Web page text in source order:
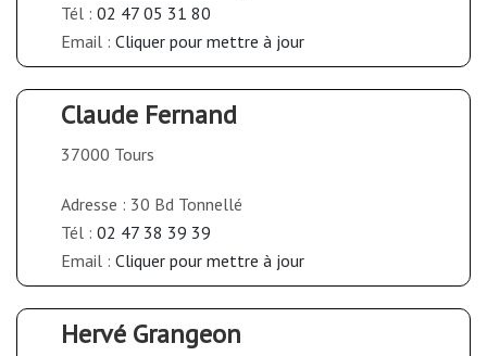
Tél : 02 47 05 31 80
Email : Cliquer pour mettre à jour
Claude Fernand
37000 Tours
Adresse : 30 Bd Tonnellé
Tél : 02 47 38 39 39
Email : Cliquer pour mettre à jour
Hervé Grangeon